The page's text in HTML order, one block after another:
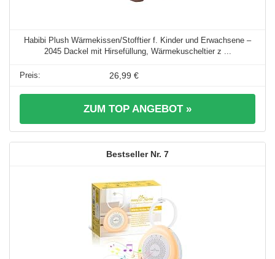
Habibi Plush Wärmekissen/Stofftier f. Kinder und Erwachsene –
2045 Dackel mit Hirsefüllung, Wärmekuscheltier z ...
26,99 €
ZUM TOP ANGEBOT »
7